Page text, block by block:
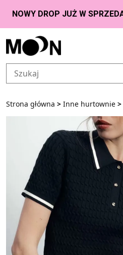
Przejdź do zawartości
Strona główna > Inne hurtownie >